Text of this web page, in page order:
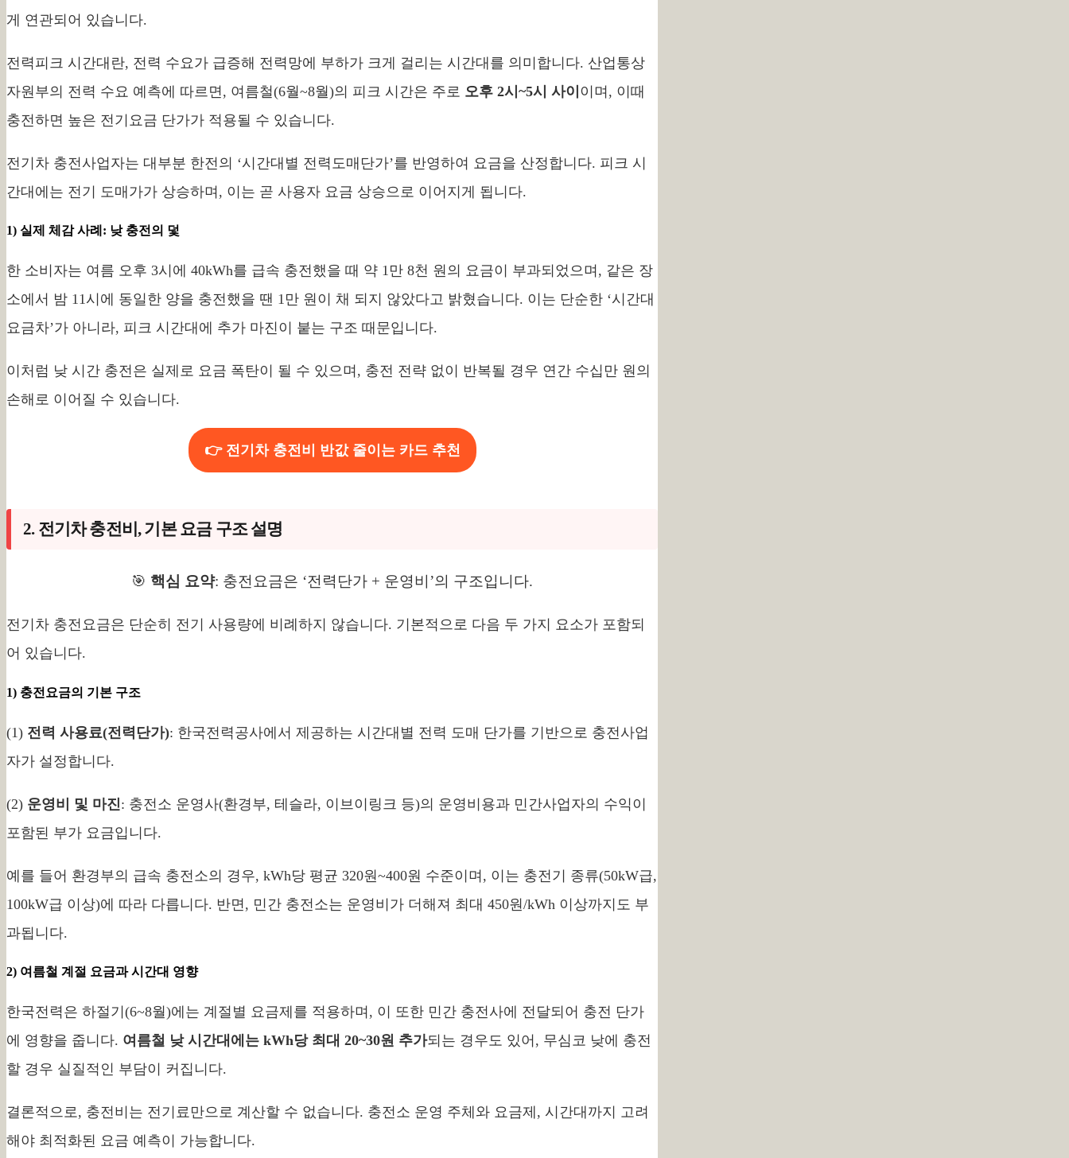
게 연관되어 있습니다.
전력피크 시간대란, 전력 수요가 급증해 전력망에 부하가 크게 걸리는 시간대를 의미합니다. 산업통상
자원부의 전력 수요 예측에 따르면, 여름철(6월~8월)의 피크 시간은 주로 오후 2시~5시 사이 이며, 이때
충전하면 높은 전기요금 단가가 적용될 수 있습니다.
전기차 충전사업자는 대부분 한전의 ‘시간대별 전력도매단가’를 반영하여 요금을 산정합니다. 피크 시
간대에는 전기 도매가가 상승하며, 이는 곧 사용자 요금 상승으로 이어지게 됩니다.
1) 실제 체감 사례: 낮 충전의 덫
한 소비자는 여름 오후 3시에 40kWh를 급속 충전했을 때 약 1만 8천 원의 요금이 부과되었으며, 같은 장
소에서 밤 11시에 동일한 양을 충전했을 땐 1만 원이 채 되지 않았다고 밝혔습니다. 이는 단순한 ‘시간대
요금차’가 아니라, 피크 시간대에 추가 마진이 붙는 구조 때문입니다.
이처럼 낮 시간 충전은 실제로 요금 폭탄이 될 수 있으며, 충전 전략 없이 반복될 경우 연간 수십만 원의
손해로 이어질 수 있습니다.
👉 전기차 충전비 반값 줄이는 카드 추천
2. 전기차 충전비, 기본 요금 구조 설명
🎯 핵심 요약: 충전요금은 ‘전력단가 + 운영비’의 구조입니다.
전기차 충전요금은 단순히 전기 사용량에 비례하지 않습니다. 기본적으로 다음 두 가지 요소가 포함되
어 있습니다.
1) 충전요금의 기본 구조
(1) 전력 사용료(전력단가): 한국전력공사에서 제공하는 시간대별 전력 도매 단가를 기반으로 충전사업
자가 설정합니다.
(2) 운영비 및 마진: 충전소 운영사(환경부, 테슬라, 이브이링크 등)의 운영비용과 민간사업자의 수익이
포함된 부가 요금입니다.
예를 들어 환경부의 급속 충전소의 경우, kWh당 평균 320원~400원 수준이며, 이는 충전기 종류(50kW급,
100kW급 이상)에 따라 다릅니다. 반면, 민간 충전소는 운영비가 더해져 최대 450원/kWh 이상까지도 부
과됩니다.
2) 여름철 계절 요금과 시간대 영향
한국전력은 하절기(6~8월)에는 계절별 요금제를 적용하며, 이 또한 민간 충전사에 전달되어 충전 단가
에 영향을 줍니다. 여름철 낮 시간대에는 kWh당 최대 20~30원 추가되는 경우도 있어, 무심코 낮에 충전
할 경우 실질적인 부담이 커집니다.
결론적으로, 충전비는 전기료만으로 계산할 수 없습니다. 충전소 운영 주체와 요금제, 시간대까지 고려
해야 최적화된 요금 예측이 가능합니다.